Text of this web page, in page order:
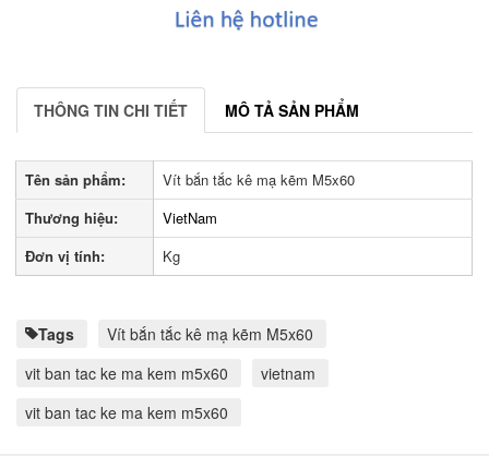
THÔNG TIN CHI TIẾT MÔ TẢ SẢN PHẨM
Tên sản phẩm:
Vít bắn tắc kê mạ kẽm M5x60
Thương hiệu:
VietNam
Đơn vị tính:
Kg
Tags
Vít bắn tắc kê mạ kẽm M5x60
vit ban tac ke ma kem m5x60
vietnam
vit ban tac ke ma kem m5x60